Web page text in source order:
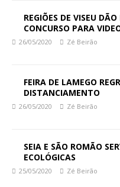
REGIÕES DE VISEU
CONCURSO PARA
26/05/2020 Zé Beirão
FEIRA DE LAMEGO
DISTANCIAMENTO
26/05/2020 Zé Beirão
SEIA E SÃO ROMÃO
ECOLÓGICAS
25/05/2020 Zé Beirão